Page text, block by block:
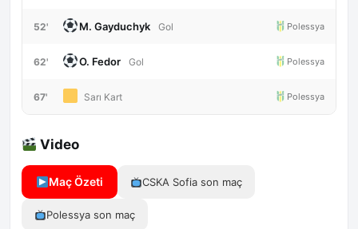
52' M. Gayduchyk Gol Polessya
62' O. Fedor Gol Polessya
67' Sarı Kart Polessya
Video
Maç Özeti CSKA Sofia son maç
Polessya son maç